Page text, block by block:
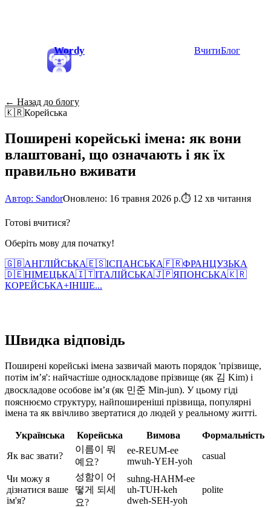
Wordy ВчитиБлог
← Назад до блогу
🇰🇷Корейська
Поширені корейські імена: як вони
влаштовані, що означають і як їх
правильно вживати
Автор: SandorОновлено: 16 травня 2026 р.⏱ 12 хв читання
Готові вчитися?
Оберіть мову для початку!
🇬🇧АНГЛІЙСЬКА🇪🇸ІСПАНСЬКА🇫🇷ФРАНЦУЗЬКА
🇩🇪НІМЕЦЬКА🇮🇹ІТАЛІЙСЬКА🇯🇵ЯПОНСЬКА🇰🇷
КОРЕЙСЬКА+ІНШЕ...
Швидка відповідь
Поширені корейські імена зазвичай мають порядок 'прізвище,
потім ім’я': найчастіше односкладове прізвище (як 김 Kim) і
двоскладове особове ім’я (як 민준 Min-jun). У цьому гіді
пояснюємо структуру, найпоширеніші прізвища, популярні
імена та як ввічливо звертатися до людей у реальному житті.
Українська Корейська Вимова
Формальність
Як вас звати?
이름이 뭐
예요?
ee-REUM-ee
mwuh-YEH-yoh
casual
Чи можу я
дізнатися ваше
ім'я?
성함이 어
떻게 되세
요?
suhng-HAHM-ee
uh-TUH-keh
dweh-SEH-yoh
polite